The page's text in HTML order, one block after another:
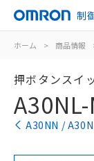
制
ホーム > 商品情報
押ボタンスイ
A30NN /